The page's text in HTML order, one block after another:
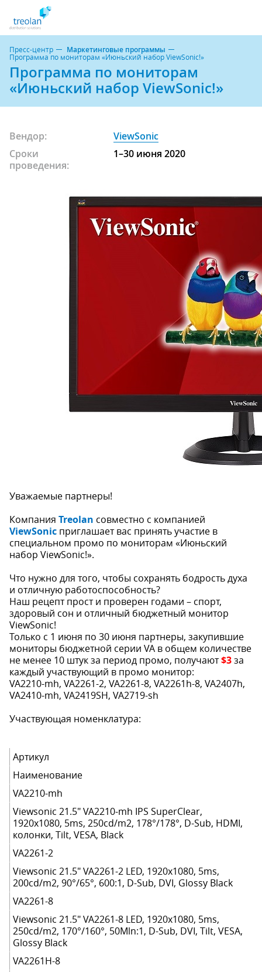
Пресс-центр Маркетинговые программы
Программа по мониторам «Июньский набор ViewSonic!»
Программа по мониторам
«Июньский набор ViewSonic!»
Вендор:
ViewSonic
Сроки
проведения:
1–30 июня 2020
Уважаемые партнеры!
Компания Treolan совместно с компанией
ViewSonic приглашает вас принять участие в
специальном промо по мониторам «Июньский
набор ViewSonic!».
Что нужно для того, чтобы сохранять бодрость духа
и отличную работоспособность?
Наш рецепт прост и проверен годами – спорт,
здоровый сон и отличный бюджетный монитор
ViewSonic!
Только с 1 июня по 30 июня партнеры, закупившие
мониторы бюджетной серии VA в общем количестве
не менее 10 штук за период промо, получают$3за
каждый участвующий в промо монитор:
VA2210-mh, VA2261-2, VA2261-8, VA2261h-8, VA2407h,
VA2410-mh, VA2419SH, VA2719-sh
Участвующая номенклатура:
Артикул
Наименование
VA2210-mh
Viewsonic 21.5" VA2210-mh IPS SuperClear,
1920x1080, 5ms, 250cd/m2, 178°/178°, D-Sub, HDMI,
колонки, Tilt, VESA, Black
VA2261-2
Viewsonic 21.5" VA2261-2 LED, 1920x1080, 5ms,
200cd/m2, 90°/65°, 600:1, D-Sub, DVI, Glossy Black
VA2261-8
Viewsonic 21.5" VA2261-8 LED, 1920x1080, 5ms,
250cd/m2, 170°/160°, 50Mln:1, D-Sub, DVI, Tilt, VESA,
Glossy Black
VA2261H-8